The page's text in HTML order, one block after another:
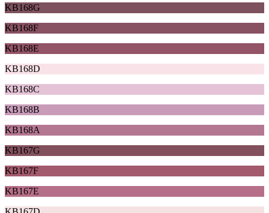
KB168G
KB168F
KB168E
KB168D
KB168C
KB168B
KB168A
KB167G
KB167F
KB167E